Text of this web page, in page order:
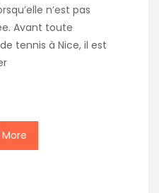
n’est pas
Avant toute
tennis à Nice, il est